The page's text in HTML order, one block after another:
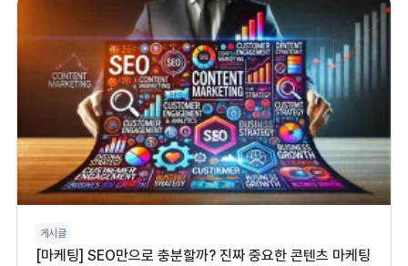
게시글
[마케팅] SEO만으로 충분할까? 진짜 중요한 콘텐츠 마케팅